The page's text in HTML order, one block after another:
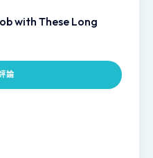
with These Long
論